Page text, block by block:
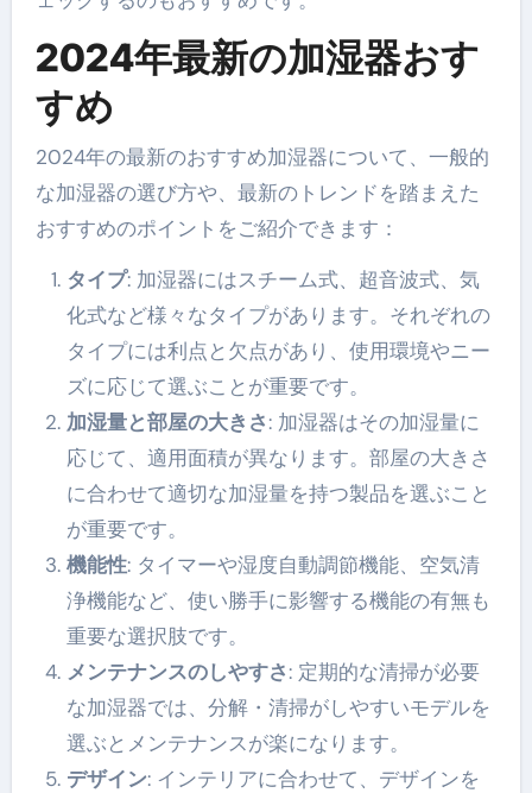
2024年最新の加湿器おす
すめ
2024年の最新のおすすめ加湿器について、一般的
な加湿器の選び方や、最新のトレンドを踏まえた
おすすめのポイントをご紹介できます：
タイプ: 加湿器にはスチーム式、超音波式、気
化式など様々なタイプがあります。それぞれの
タイプには利点と欠点があり、使用環境やニー
ズに応じて選ぶことが重要です。
加湿量と部屋の大きさ: 加湿器はその加湿量に
応じて、適用面積が異なります。部屋の大きさ
に合わせて適切な加湿量を持つ製品を選ぶこと
が重要です。
機能性: タイマーや湿度自動調節機能、空気清
浄機能など、使い勝手に影響する機能の有無も
重要な選択肢です。
メンテナンスのしやすさ: 定期的な清掃が必要
な加湿器では、分解・清掃がしやすいモデルを
選ぶとメンテナンスが楽になります。
デザイン: インテリアに合わせて、デザインを